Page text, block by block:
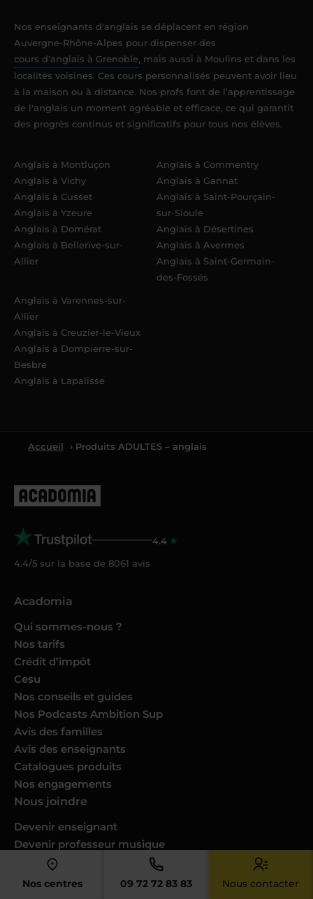
Nos centres 09 72 72 83 83 Nous contacter
Nos enseignants d'anglais se déplacent en région
Auvergne-Rhône-Alpes pour dispenser des
cours d'anglais à Grenoble, mais aussi à Moulins et dans les
localités voisines. Ces cours personnalisés peuvent avoir lieu
à la maison ou à distance. Nos profs font de l’apprentissage
de l'anglais un moment agréable et efficace, ce qui garantit
des progrès continus et significatifs pour tous nos élèves.
Anglais à Montluçon
Anglais à Vichy
Anglais à Cusset
Anglais à Yzeure
Anglais à Domérat
Anglais à Bellerive-sur-
Allier
Anglais à Commentry
Anglais à Gannat
Anglais à Saint-Pourçain-
sur-Sioule
Anglais à Désertines
Anglais à Avermes
Anglais à Saint-Germain-
des-Fossés
Anglais à Varennes-sur-
Allier
Anglais à Creuzier-le-Vieux
Anglais à Dompierre-sur-
Besbre
Anglais à Lapalisse
Accueil › Produits ADULTES – anglais
4.4
4.4/5 sur la base de 8061 avis
Acadomia
Qui sommes-nous ?
Nos tarifs
Crédit d’impôt
Cesu
Nos conseils et guides
Nos Podcasts Ambition Sup
Avis des familles
Avis des enseignants
Catalogues produits
Nos engagements
Nous joindre
Devenir enseignant
Devenir professeur musique
Trouver un cours dans ma ville
Donner des cours dans votre ville